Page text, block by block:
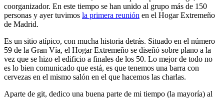
coorganizador. En este tiempo se han unido al grupo más de 150
personas y ayer tuvimos la primera reunión en el Hogar Extremeño
de Madrid.
Es un sitio atípico, con mucha historia detrás. Situado en el número
59 de la Gran Vía, el Hogar Extremeño se diseñó sobre plano a la
vez que se hizo el edificio a finales de los 50. Lo mejor de todo no
es lo bien comunicado que está, es que tenemos una barra con
cervezas en el mismo salón en el que hacemos las charlas.
Aparte de git, dedico una buena parte de mi tiempo (la mayoría) al